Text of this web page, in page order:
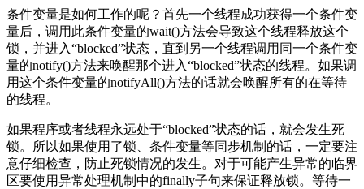
条件变量是如何工作的呢？首先一个线程成功获得一个条件变
量后，调用此条件变量的wait()方法会导致这个线程释放这个
锁，并进入“blocked”状态，直到另一个线程调用同一个条件变
量的notify()方法来唤醒那个进入“blocked”状态的线程。如果调
用这个条件变量的notifyAll()方法的话就会唤醒所有的在等待
的线程。
如果程序或者线程永远处于“blocked”状态的话，就会发生死
锁。所以如果使用了锁、条件变量等同步机制的话，一定要注
意仔细检查，防止死锁情况的发生。对于可能产生异常的临界
区要使用异常处理机制中的finally子句来保证释放锁。等待一